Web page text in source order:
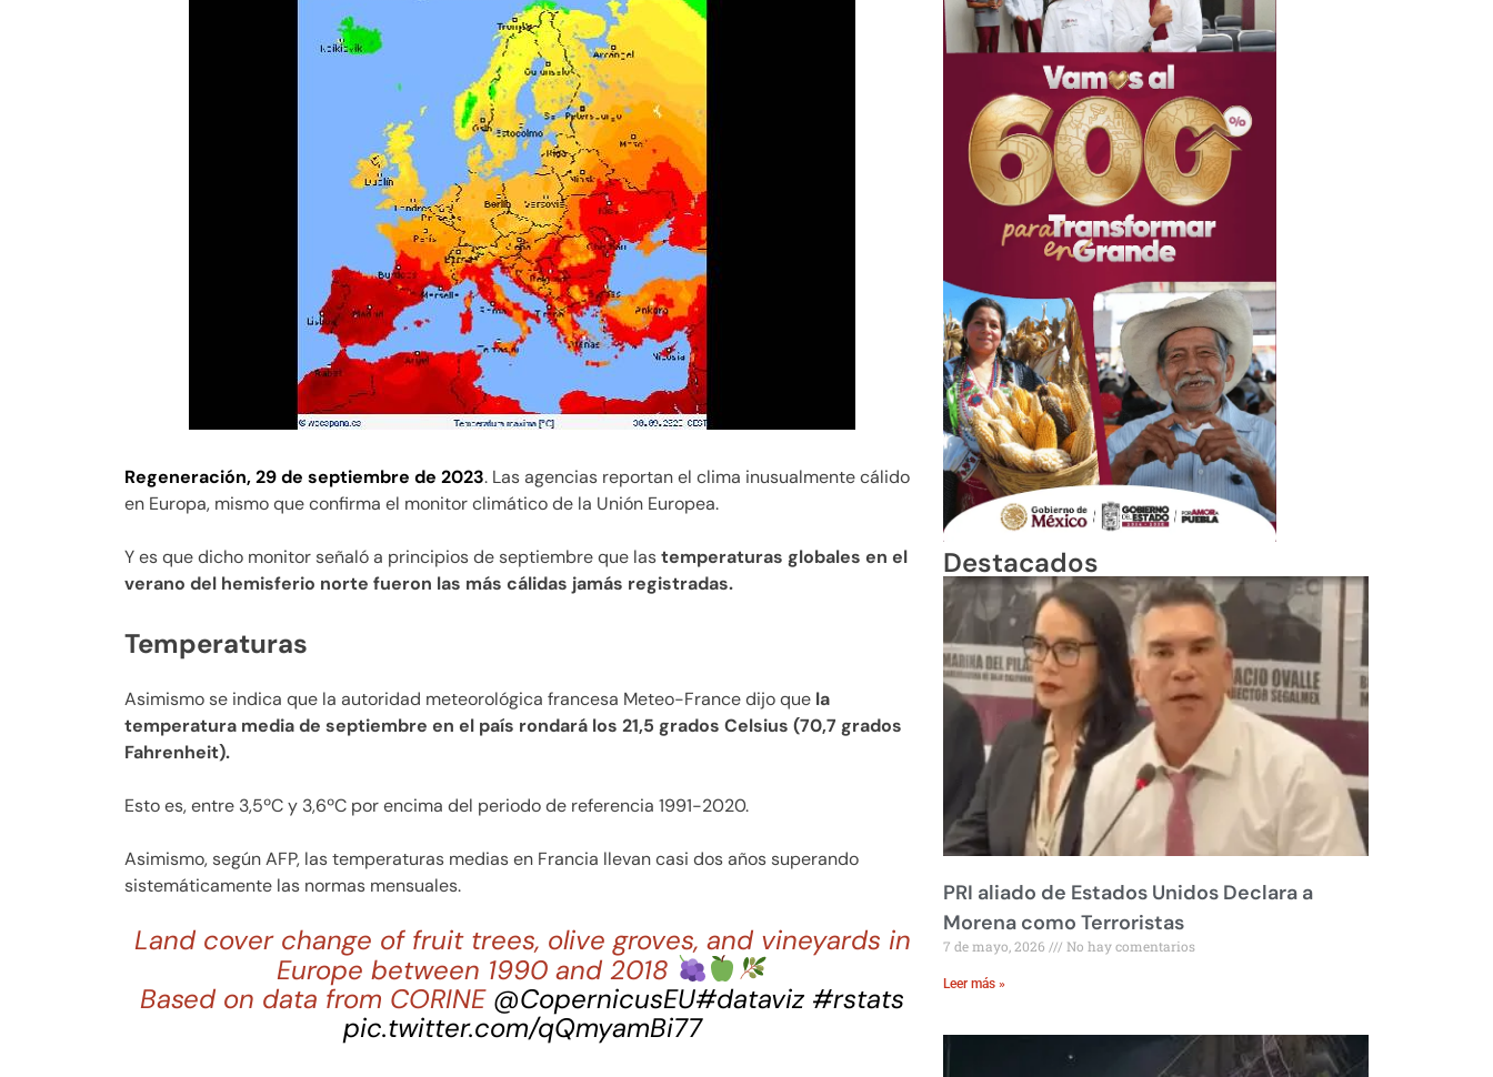
Regeneración, 29 de septiembre de 2023. Las agencias reportan el clima inusualmente cálido
en Europa, mismo que confirma el monitor climático de la Unión Europea.
Y es que dicho monitor señaló a principios de septiembre que lastemperaturas globales en el
verano del hemisferio norte fueron las más cálidas jamás registradas.
Temperaturas
Asimismo se indica que la autoridad meteorológica francesa Meteo-France dijo que la
temperatura media de septiembre en el país rondará los 21,5 grados Celsius (70,7 grados
Fahrenheit).
Esto es, entre 3,5ºC y 3,6ºC por encima del periodo de referencia 1991-2020.
Asimismo, según AFP, las temperaturas medias en Francia llevan casi dos años superando
sistemáticamente las normas mensuales.
Land cover change of fruit trees, olive groves, and vineyards in
Europe between 1990 and 2018
Based on data from CORINE @CopernicusEU#dataviz #rstats
pic.twitter.com/qQmyamBi77
Destacados
PRI aliado de Estados Unidos Declara a
Morena como Terroristas
7 de mayo, 2026 No hay comentarios
Leer más »